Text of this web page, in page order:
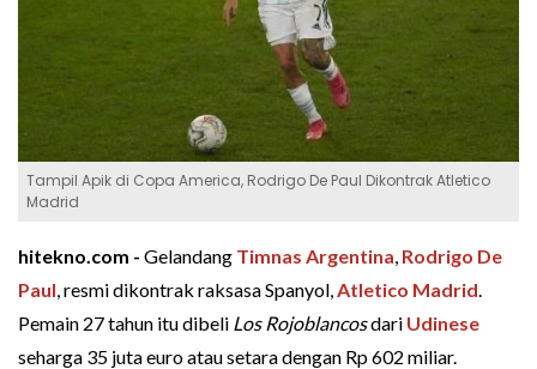
Tampil Apik di Copa America, Rodrigo De Paul Dikontrak Atletico
Madrid
hitekno.com - Gelandang Timnas Argentina, Rodrigo De
Paul, resmi dikontrak raksasa Spanyol,Atletico Madrid.
Pemain 27 tahun itu dibeli Los Rojoblancosdari Udinese
seharga 35 juta euro atau setara dengan Rp 602 miliar.